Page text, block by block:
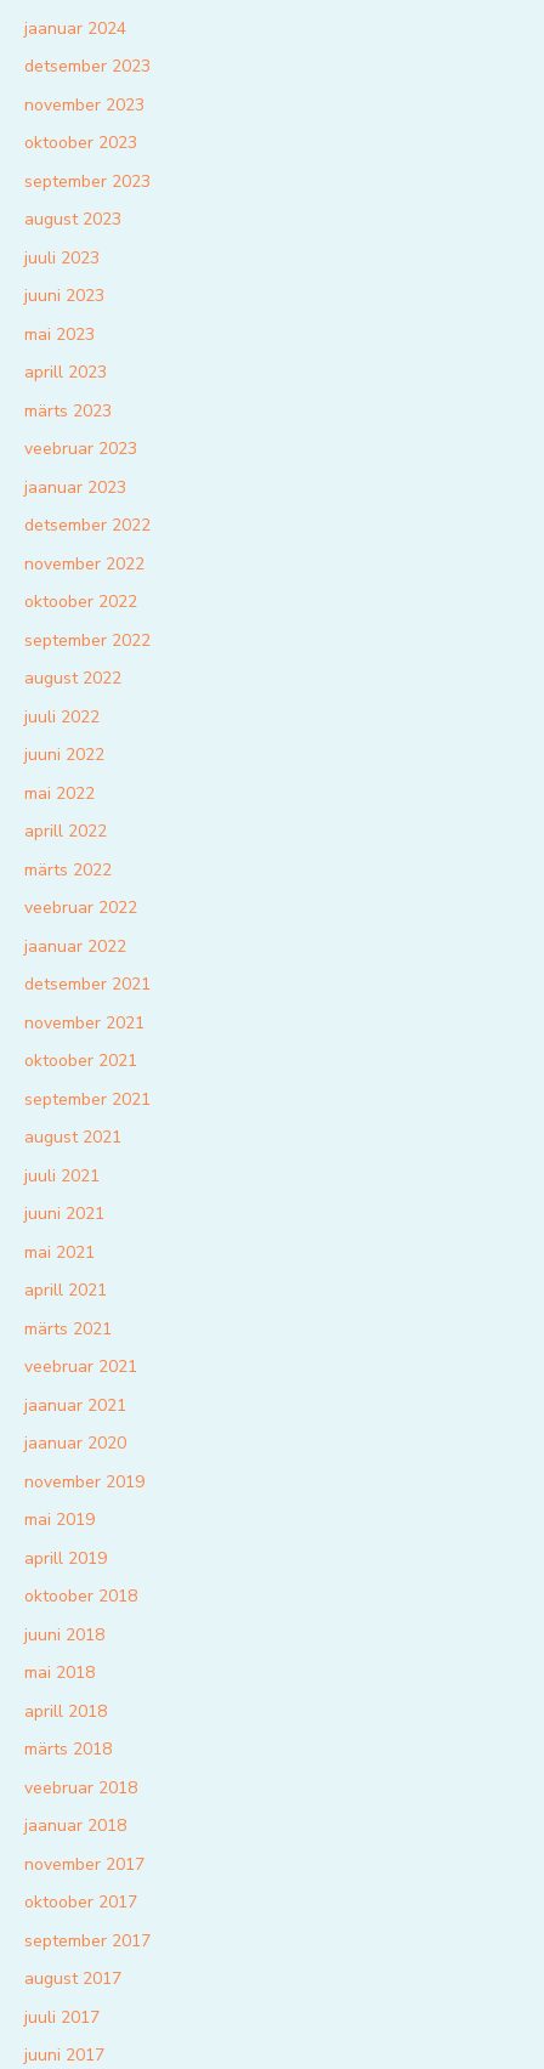
jaanuar 2024
detsember 2023
november 2023
oktoober 2023
september 2023
august 2023
juuli 2023
juuni 2023
mai 2023
aprill 2023
märts 2023
veebruar 2023
jaanuar 2023
detsember 2022
november 2022
oktoober 2022
september 2022
august 2022
juuli 2022
juuni 2022
mai 2022
aprill 2022
märts 2022
veebruar 2022
jaanuar 2022
detsember 2021
november 2021
oktoober 2021
september 2021
august 2021
juuli 2021
juuni 2021
mai 2021
aprill 2021
märts 2021
veebruar 2021
jaanuar 2021
jaanuar 2020
november 2019
mai 2019
aprill 2019
oktoober 2018
juuni 2018
mai 2018
aprill 2018
märts 2018
veebruar 2018
jaanuar 2018
november 2017
oktoober 2017
september 2017
august 2017
juuli 2017
juuni 2017